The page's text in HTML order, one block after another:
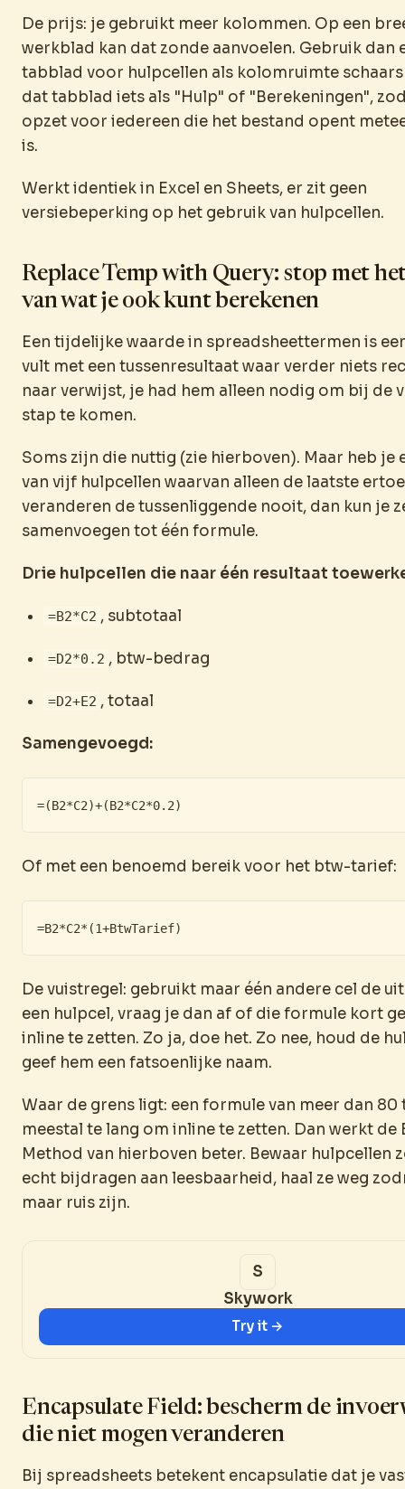
De prijs: je gebruikt meer kolommen. Op een
werkblad kan dat zonde aanvoelen. Gebruik dan
tabblad voor hulpcellen als kolomruimte
dat tabblad iets als "Hulp" of "Berekeningen",
opzet voor iedereen die het bestand opent
is.
Werkt identiek in Excel en Sheets, er zit geen
versiebeperking op het gebruik van hulpcellen.
Replace Temp with Query: stop met
van wat je ook kunt berekenen
Een tijdelijke waarde in spreadsheettermen is
vult met een tussenresultaat waar verder niets
naar verwijst, je had hem alleen nodig om bij de
stap te komen.
Soms zijn die nuttig (zie hierboven). Maar heb je
van vijf hulpcellen waarvan alleen de laatste
veranderen de tussenliggende nooit, dan kun je
samenvoegen tot één formule.
Drie hulpcellen die naar één resultaat
=B2*C2 , subtotaal
=D2*0.2 , btw-bedrag
=D2+E2 , totaal
Samengevoegd:
=(B2*C2)+(B2*C2*0.2)
Of met een benoemd bereik voor het btw-tarief:
=B2*C2*(1+BtwTarief)
De vuistregel: gebruikt maar één andere cel de
een hulpcel, vraag je dan af of die formule kort
inline te zetten. Zo ja, doe het. Zo nee, houd de
geef hem een fatsoenlijke naam.
Waar de grens ligt: een formule van meer dan 80
meestal te lang om inline te zetten. Dan werkt de
Method van hierboven beter. Bewaar hulpcellen
echt bijdragen aan leesbaarheid, haal ze weg
maar ruis zijn.
Skywork
Try it →
Encapsulate Field: bescherm de
die niet mogen veranderen
Bij spreadsheets betekent encapsulatie dat je